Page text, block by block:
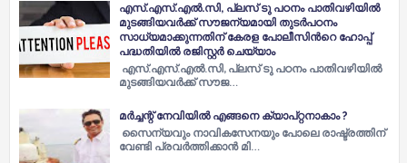
എസ്.എസ്.എല്‍.സി, പ്ലസ് ടു പഠനം പാതിവഴിയില്‍
മുടങ്ങിയവര്‍ക്ക് സൗജന്യമായി തുടര്‍പഠനം
സാധ്യമാക്കുന്നതിന് കേരള പോലീസിന്‍റെ ഹോപ്പ്
പദ്ധതിയില്‍ രജിസ്റ്റര്‍ ചെയ്യാം
എസ്.എസ്.എല്‍.സി, പ്ലസ് ടു പഠനം പാതിവഴിയില്‍
മുടങ്ങിയവര്‍ക്ക് സൗജ…
മർച്ചന്റ് നേവിയിൽ എങ്ങനെ ക്യാപ്റ്റനാകാം ?
സൈന്യവും നാവികസേനയും പോലെ രാഷ്ട്രത്തിന്
വേണ്ടി പ്രവർത്തിക്കാൻ മി…